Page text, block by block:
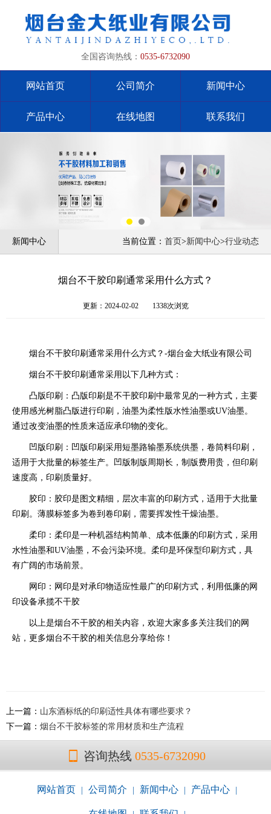
全国咨询热线： 0535-6732090
网站首页 公司简介 新闻中心
产品中心 在线地图 联系我们
新闻中心 当前位置： 首页>新闻中心>行业动态
烟台不干胶印刷通常采用什么方式？
更新：2024-02-02 1338次浏览
烟台不干胶印刷通常采用什么方式？-烟台金大纸业有限公司
烟台不干胶印刷通常采用以下几种方式：
凸版印刷：凸版印刷是不干胶印刷中最常见的一种方式，主要
使用感光树脂凸版进行印刷，油墨为柔性版水性油墨或UV油墨。
通过改变油墨的性质来适应承印物的变化。
凹版印刷：凹版印刷采用短墨路输墨系统供墨，卷筒料印刷，
适用于大批量的标签生产。凹版制版周期长，制版费用贵，但印刷
速度高，印刷质量好。
胶印：胶印是图文精细，层次丰富的印刷方式，适用于大批量
印刷。薄膜标签多为卷到卷印刷，需要挥发性干燥油墨。
柔印：柔印是一种机器结构简单、成本低廉的印刷方式，采用
水性油墨和UV油墨，不会污染环境。柔印是环保型印刷方式，具
有广阔的市场前景。
网印：网印是对承印物适应性最广的印刷方式，利用低廉的网
印设备承揽不干胶
以上是烟台不干胶的相关内容，欢迎大家多多关注我们的网
站，更多烟台不干胶的相关信息分享给你！
上一篇： 山东酒标纸的印刷适性具体有哪些要求？
下一篇： 烟台不干胶标签的常用材质和生产流程
咨询热线 0535-6732090
网站首页 公司简介 新闻中心 产品中心